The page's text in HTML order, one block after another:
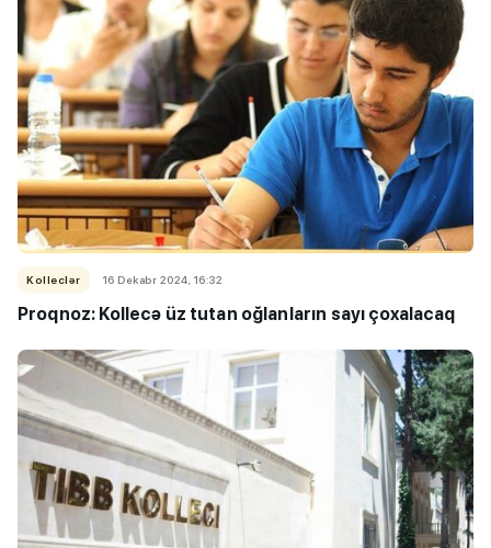
Kolleclər 16 Dekabr 2024, 16:32
Proqnoz: Kollecə üz tutan oğlanların sayı çoxalacaq